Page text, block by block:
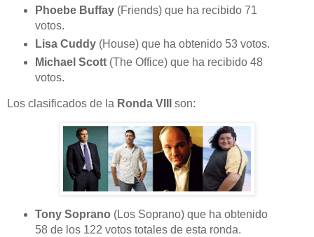
Phoebe Buffay(Friends) que ha recibido 71
votos.
Lisa Cuddy(House) que ha obtenido 53 votos.
Michael Scott(The Office) que ha recibido 48
votos.
Los clasificados de la Ronda VIII son:
Tony Soprano (Los Soprano) que ha obtenido
58 de los 122 votos totales de esta ronda.